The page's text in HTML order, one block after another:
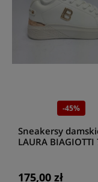
-45%
Sneakersy
LAURA BIAGIOTTI
175,00 zł